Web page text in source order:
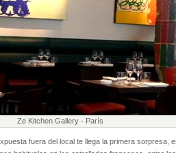
Ze Kitchen Gallery - París
fuera del local te llega la primera sorpresa,